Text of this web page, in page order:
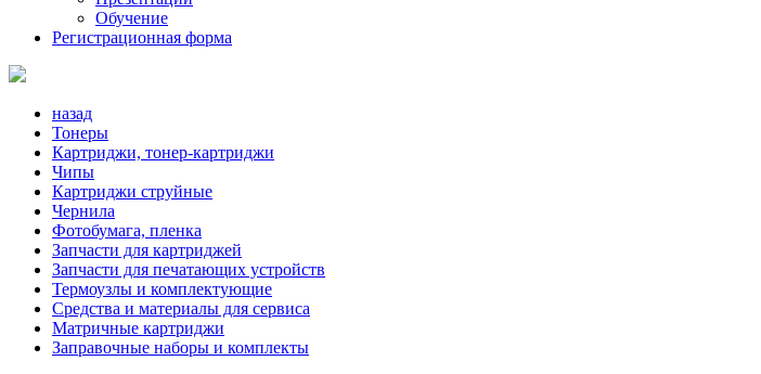
Обучение
Регистрационная форма
назад
Тонеры
Картриджи, тонер-картриджи
Чипы
Картриджи струйные
Чернила
Фотобумага, пленка
Запчасти для картриджей
Запчасти для печатающих устройств
Термоузлы и комплектующие
Средства и материалы для сервиса
Матричные картриджи
Заправочные наборы и комплекты